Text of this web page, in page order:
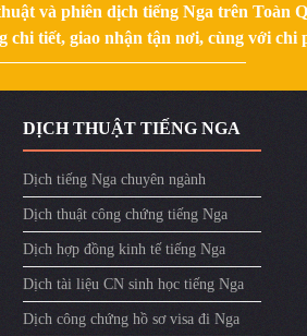
và phiên dịch tiếng Nga trên Toàn
tiết, giao nhận tận nơi, cùng với chi
DỊCH THUẬT TIẾNG NGA
Dịch tiếng Nga chuyên ngành
Dịch thuật công chứng tiếng Nga
Dịch hợp đồng kinh tế tiếng Nga
Dịch tài liệu CN sinh học tiếng Nga
Dịch công chứng hồ sơ visa đi Nga